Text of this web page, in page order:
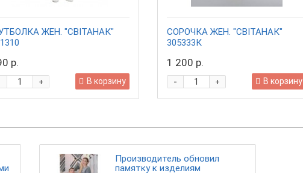
ЖЕН. "СВIТАНАК"
р.
+ В корзину
СОРОЧКА ЖЕН. "СВIТАНАК"
305333К
1 200 р.
+
- В корзину
Производитель обновил
памятку к изделиям